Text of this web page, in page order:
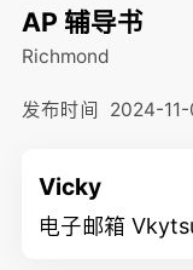
AP 辅导书
Richmond
发布时间 2024-
Vicky
电子邮箱